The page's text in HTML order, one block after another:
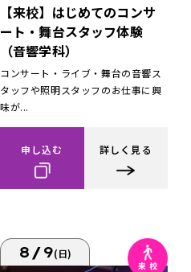
【来校】はじめてのコンサ
ート・舞台スタッフ体験
（音響学科）
コンサート・ライブ・舞台の音響ス
タッフや照明スタッフのお仕事に興
味が...
申し込む 詳しく見る
8/9(日)